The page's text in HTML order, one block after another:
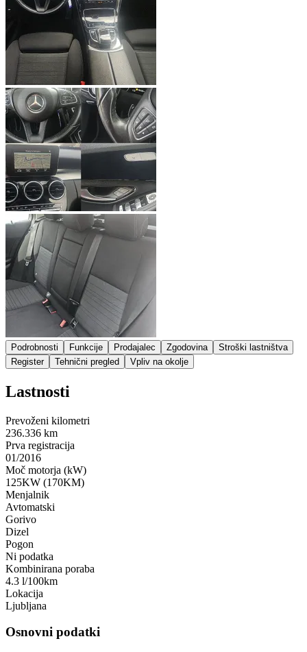
Podrobnosti Funkcije Prodajalec Zgodovina
Stroški lastništva
Register
Tehnični pregled Vpliv na okolje
Lastnosti
Prevoženi kilometri
236.336 km
Prva registracija
01/2016
Moč motorja (kW)
125KW (170KM)
Menjalnik
Avtomatski
Gorivo
Dizel
Pogon
Ni podatka
Kombinirana poraba
4.3 l/100km
Lokacija
Ljubljana
Osnovni podatki